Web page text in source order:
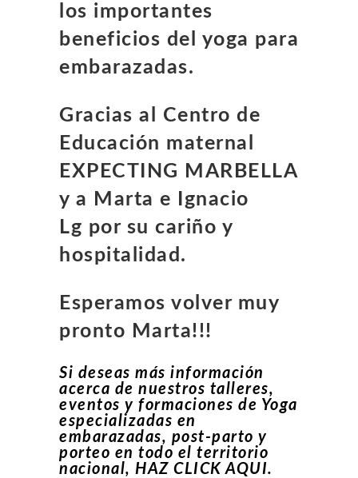
los importantes
beneficios del yoga para
embarazadas.
Gracias al Centro de
Educación maternal
EXPECTING MARBELLA
y a Marta e Ignacio
Lg por su cariño y
hospitalidad.
Esperamos volver muy
pronto Marta!!!
Si deseas más información
acerca de nuestros talleres,
eventos y formaciones de Yoga
especializadas en
embarazadas, post-parto y
porteo en todo el territorio
nacional, HAZ CLICK AQUI.